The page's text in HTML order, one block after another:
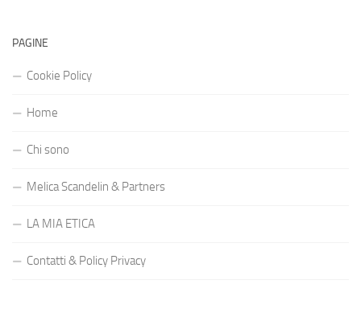
PAGINE
Cookie Policy
Home
Chi sono
Melica Scandelin & Partners
LA MIA ETICA
Contatti & Policy Privacy